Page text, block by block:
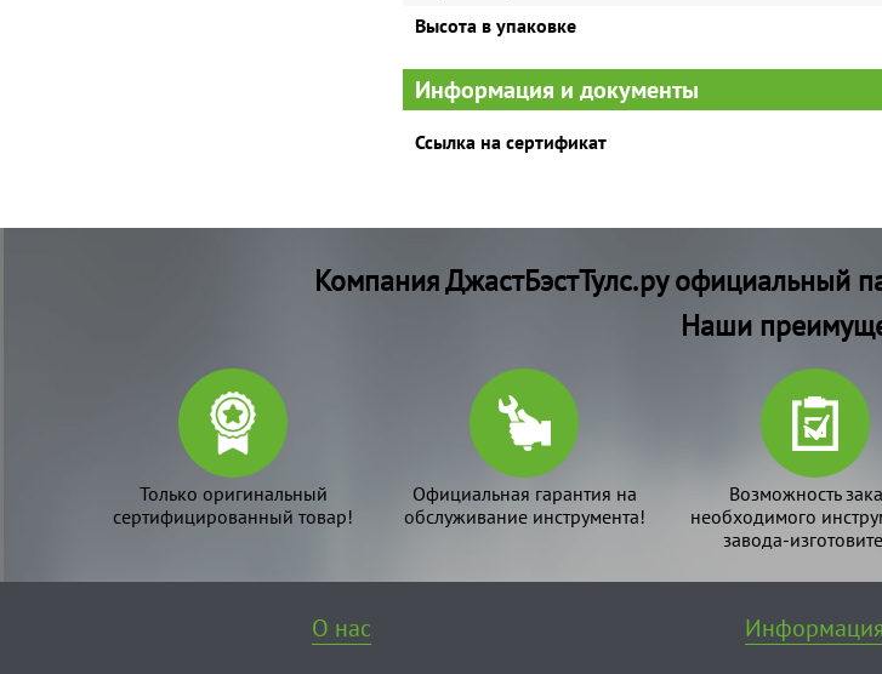
Высота в упаковке
Информация и документы
Ссылка на сертификат
Компания ДжастБэстТулс.ру официальный
Наши
Только оригинальный
сертифицированный товар!
Официальная гарантия на
обслуживание инструмента!
Возможность
необходимого
завода-
О нас Информация